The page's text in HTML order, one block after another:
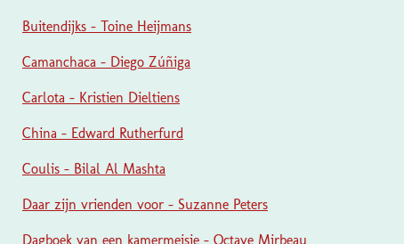
Buitendijks - Toine Heijmans
Camanchaca - Diego Zúñiga
Carlota - Kristien Dieltiens
China - Edward Rutherfurd
Coulis - Bilal Al Mashta
Daar zijn vrienden voor - Suzanne Peters
Dagboek van een kamermeisje - Octave Mirbeau